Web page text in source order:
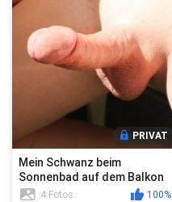
PRIVAT
Mein Schwanz beim
Sonnenbad auf dem Balkon
4 Fotos
100%